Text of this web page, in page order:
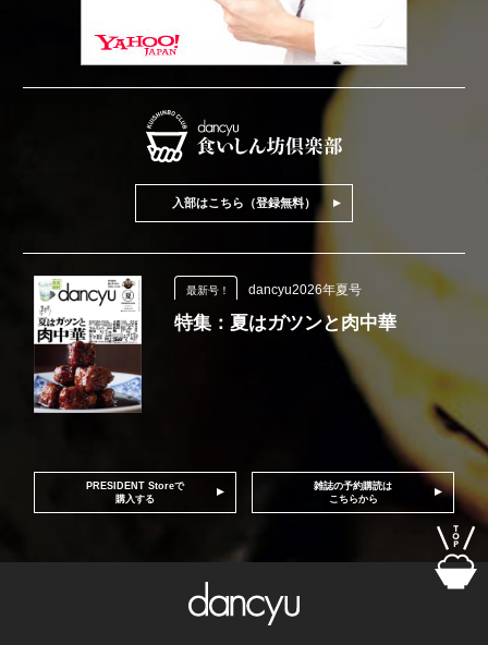
入部はこちら（登録無料）
最新号！ dancyu2026年夏号
特集：夏はガツンと肉中華
PRESIDENT Storeで
購入する
雑誌の予約購読は
こちらから